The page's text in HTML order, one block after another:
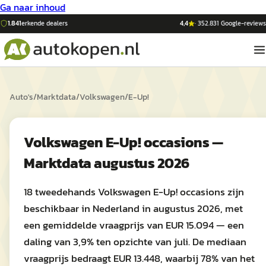
Ga naar inhoud
1.841erkende dealers 4,4 ·352.831 Google-reviews
Auto's/Marktdata/Volkswagen/E-Up!
Volkswagen E-Up! occasions —
Marktdata augustus 2026
18 tweedehands Volkswagen E-Up! occasions zijn
beschikbaar in Nederland in augustus 2026, met
een gemiddelde vraagprijs van EUR 15.094 — een
daling van 3,9% ten opzichte van juli. De mediaan
vraagprijs bedraagt EUR 13.448, waarbij 78% van het